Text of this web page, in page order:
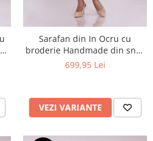
Sarafan din In Ocru cu
broderie Handmade din snur
violet-raze de apus de soare
699,95 Lei
VEZI VARIANTE